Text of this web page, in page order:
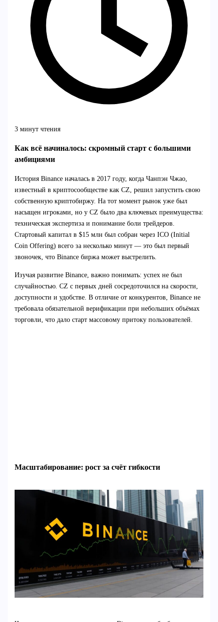
3 минут чтения
Как всё начиналось: скромный старт с большими
амбициями
История Binance началась в 2017 году, когда Чанпэн Чжао,
известный в криптосообществе как CZ, решил запустить свою
собственную криптобиржу. На тот момент рынок уже был
насыщен игроками, но у CZ было два ключевых преимущества:
техническая экспертиза и понимание боли трейдеров.
Стартовый капитал в $15 млн был собран через ICO (Initial
Coin Offering) всего за несколько минут — это был первый
звоночек, что Binance биржа может выстрелить.
Изучая развитие Binance, важно понимать: успех не был
случайностью. CZ с первых дней сосредоточился на скорости,
доступности и удобстве. В отличие от конкурентов, Binance не
требовала обязательной верификации при небольших объёмах
торговли, что дало старт массовому притоку пользователей.
Масштабирование: рост за счёт гибкости